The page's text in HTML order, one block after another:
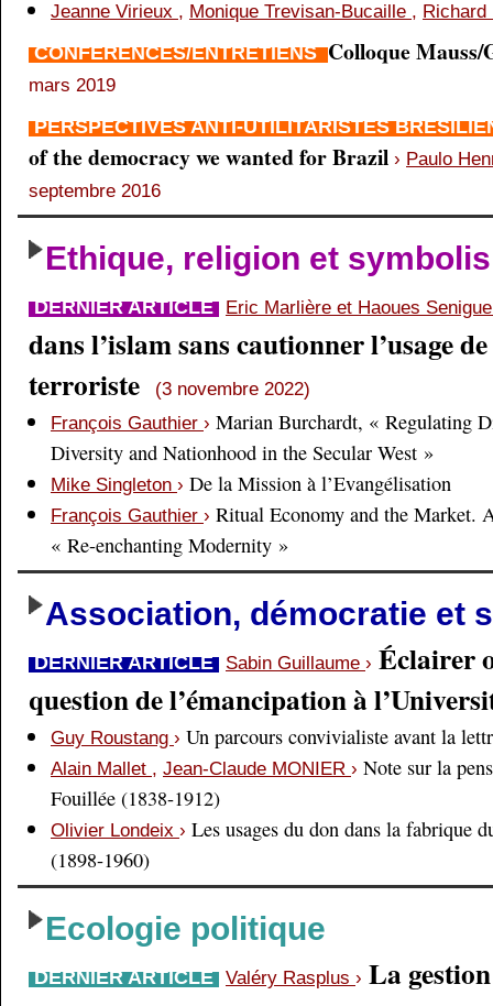
Jeanne Virieux , Monique Trevisan-Bucaille ,
CONFÉRENCES/ENTRETIENS Colloque
mars 2019
PERSPECTIVES ANTI-UTILITARISTES
of the democracy we wanted for Brazil › Paulo
septembre 2016
Ethique, religion et
DERNIER ARTICLE Eric Marlière et Haoues
dans l’islam sans cautionner l’usage
terroriste
(3 novembre 2022)
François Gauthier › Marian Burchardt, « Regulating
Diversity and Nationhood in the Secular West »
Mike Singleton › De la Mission à l’Evangélisation
François Gauthier › Ritual Economy and the Market.
« Re-enchanting Modernity »
Association, démocratie et
DERNIER ARTICLE Sabin Guillaume › Éclairer
question de l’émancipation à
Guy Roustang › Un parcours convivialiste avant la
Alain Mallet , Jean-Claude MONIER › Note sur la
Fouillée (1838-1912)
Olivier Londeix › Les usages du don dans la fabrique
(1898-1960)
Ecologie politique
DERNIER ARTICLE Valéry Rasplus › La